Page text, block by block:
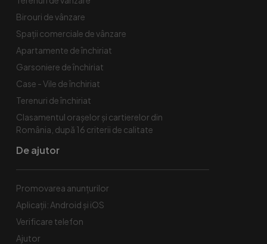
Birouri de vânzare
Spaţii comerciale de vânzare
Apartamente de închiriat
Garsoniere de închiriat
Case - Vile de închiriat
Terenuri de închiriat
Clasamentul orașelor și cartierelor din
România, după 16 criterii de calitate
De ajutor
Promovarea anunțurilor
Aplicații: Android și iOS
Verificare telefon
Ajutor